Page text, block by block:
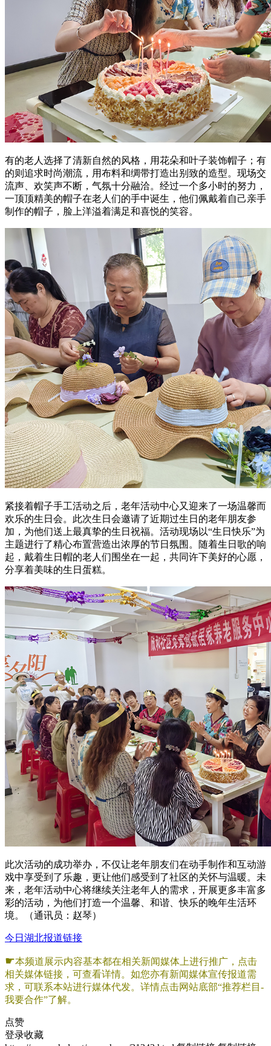
有的老人选择了清新自然的风格，用花朵和叶子装饰帽子；有
的则追求时尚潮流，用布料和绸带打造出别致的造型。现场交
流声、欢笑声不断，气氛十分融洽。经过一个多小时的努力，
一顶顶精美的帽子在老人们的手中诞生，他们佩戴着自己亲手
制作的帽子，脸上洋溢着满足和喜悦的笑容。
紧接着帽子手工活动之后，老年活动中心又迎来了一场温馨而
欢乐的生日会。此次生日会邀请了近期过生日的老年朋友参
加，为他们送上最真挚的生日祝福。活动现场以“生日快乐”为
主题进行了精心布置营造出浓厚的节日氛围。随着生日歌的响
起，戴着生日帽的老人们围坐在一起，共同许下美好的心愿，
分享着美味的生日蛋糕。
此次活动的成功举办，不仅让老年朋友们在动手制作和互动游
戏中享受到了乐趣，更让他们感受到了社区的关怀与温暖。未
来，老年活动中心将继续关注老年人的需求，开展更多丰富多
彩的活动，为他们打造一个温馨、和谐、快乐的晚年生活环
境。（通讯员：赵琴）
今日湖北报道链接
☛本频道展示内容基本都在相关新闻媒体上进行推广，点击
相关媒体链接，可查看详情。如您亦有新闻媒体宣传报道需
求，可联系本站进行媒体代发。详情点击网站底部“推荐栏目-
我要合作”了解。
点赞
登录收藏